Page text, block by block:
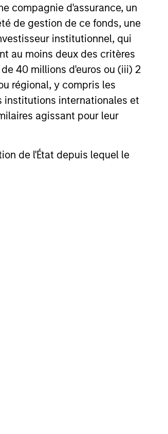
compagnie d'assurance, un
de gestion de ce fonds, une
institutionnel, qui
au moins deux des critères
40 millions d'euros ou (iii) 2
régional, y compris les
institutions internationales et
agissant pour leur
de l'État depuis lequel le